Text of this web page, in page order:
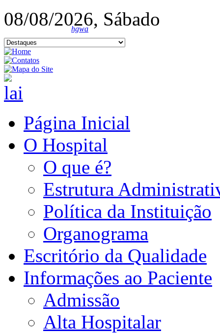
08/08/2026, Sábado
hgwa
Página Inicial
O Hospital
O que é?
Estrutura
Política da Instituição
Organograma
Escritório da Qualidade
Informações ao Paciente
Admissão
Alta Hospitalar